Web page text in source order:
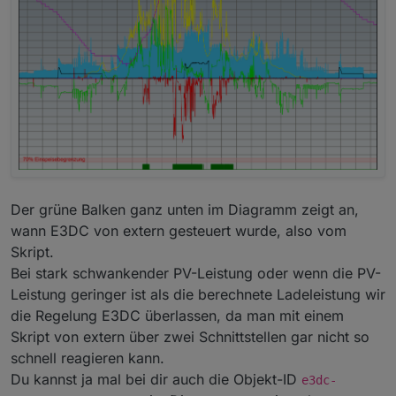
Da hast du mehrere Möglichkeiten. :-)
Du kanns deine Batterie z.B. nicht gleich auf
60% SOC laden wenn die Prognose eine hohe
PV- Leistung vorhersagt.
Du kannst den Regelbeginn z.B erst ab 11:00
Uhr einstellen um über die Mittagszeit zu
kommen.
Der grüne Balken ganz unten im Diagramm zeigt an,
wann E3DC von extern gesteuert wurde, also vom
Skript.
Bei stark schwankender PV-Leistung oder wenn die PV-
Leistung geringer ist als die berechnete Ladeleistung wir
die Regelung E3DC überlassen, da man mit einem
Skript von extern über zwei Schnittstellen gar nicht so
schnell reagieren kann.
Du kannst ja mal bei dir auch die Objekt-ID e3dc-